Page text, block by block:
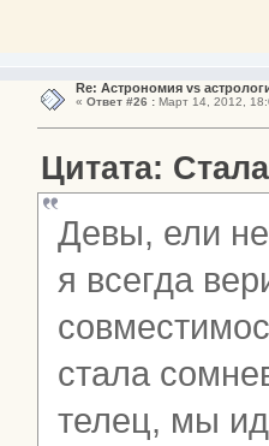
Re: Астрономия vs
« Ответ #26 :Март 14, 2012,
Цитата:
Девы, ели не
я всегда
стала
телец, мы